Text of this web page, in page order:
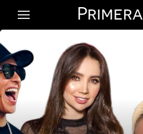
Primera